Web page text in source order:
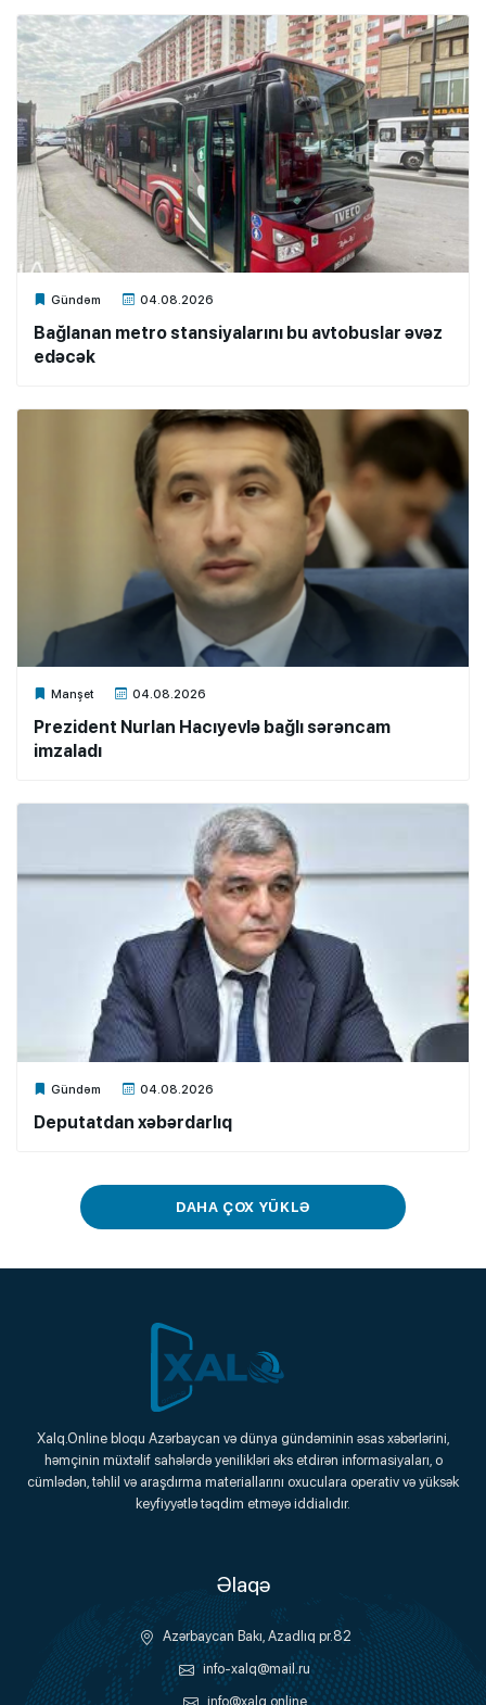
Gündəm 04.08.2026
Xalq.Online
Bağlanan metro stansiyalarını bu avtobuslar əvəz
edəcək
Manşet 04.08.2026
Xalq.Online
Prezident Nurlan Hacıyevlə bağlı sərəncam
imzaladı
Gündəm 04.08.2026
Xalq.Online
Deputatdan xəbərdarlıq
DAHA ÇOX YÜKLƏ
Xalq.Online
Onlayn Platforma
Xalq.Online bloqu Azərbaycan və dünya gündəminin əsas xəbərlərini,
həmçinin müxtəlif sahələrdə yenilikləri əks etdirən informasiyaları, o
cümlədən, təhlil və araşdırma materiallarını oxuculara operativ və yüksək
keyfiyyətlə təqdim etməyə iddialıdır.
Əlaqə
Azərbaycan Bakı, Azadlıq pr.82
info-xalq@mail.ru
info@xalq.online